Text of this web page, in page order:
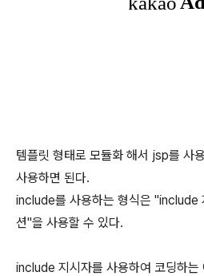
템플릿 형태로 모듈화 해서 jsp를 사
사용하면 된다.
include를 사용하는 형식은 "include
션"을 사용할 수 있다.
include 지시자를 사용하여 코딩하는